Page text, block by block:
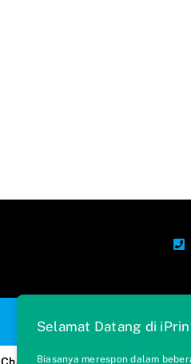
Selamat Datang di
Biasanya merespon dalam